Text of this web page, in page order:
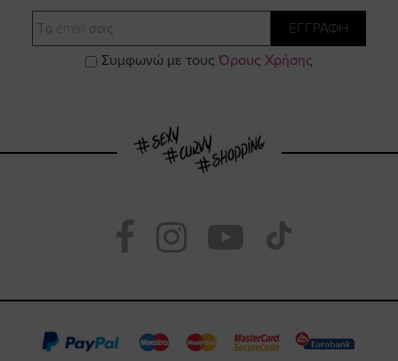
Email
ΕΓΓΡΑΦΗ
Συμφωνώ με τους Όρους Χρήσης
Visit
https://
page
Visit
https://
page
Visit
https://
our
TikTok